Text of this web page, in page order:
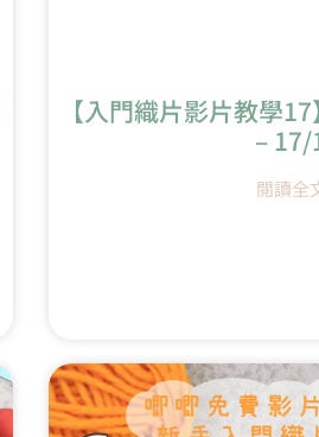
【入門織片影片教學
– 17/
閱讀全